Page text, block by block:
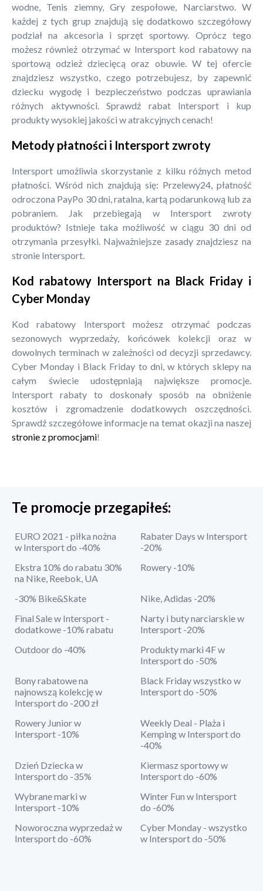
wodne, Tenis ziemny, Gry zespołowe, Narciarstwo. W
każdej z tych grup znajdują się dodatkowo szczegółowy
podział na akcesoria i sprzęt sportowy. Oprócz tego
możesz również otrzymać w Intersport kod rabatowy na
sportową odzież dziecięcą oraz obuwie. W tej ofercie
znajdziesz wszystko, czego potrzebujesz, by zapewnić
dziecku wygodę i bezpieczeństwo podczas uprawiania
różnych aktywności. Sprawdź rabat Intersport i kup
produkty wysokiej jakości w atrakcyjnych cenach!
Metody płatności i Intersport zwroty
Intersport umożliwia skorzystanie z kilku różnych metod
płatności. Wśród nich znajdują się: Przelewy24, płatność
odroczona PayPo 30 dni, ratalna, kartą podarunkową lub za
pobraniem. Jak przebiegają w Intersport zwroty
produktów? Istnieje taka możliwość w ciągu 30 dni od
otrzymania przesyłki. Najważniejsze zasady znajdziesz na
stronie Intersport.
Kod rabatowy Intersport na Black Friday i
Cyber Monday
Kod rabatowy Intersport możesz otrzymać podczas
sezonowych wyprzedaży, końcówek kolekcji oraz w
dowolnych terminach w zależności od decyzji sprzedawcy.
Cyber Monday i Black Friday to dni, w których sklepy na
całym świecie udostępniają największe promocje.
Intersport rabaty to doskonały sposób na obniżenie
kosztów i zgromadzenie dodatkowych oszczędności.
Sprawdź szczegółowe informacje na temat okazji na naszej
stronie z promocjami!
Te promocje przegapiłeś:
EURO 2021 - piłka nożna
w Intersport do -40%
Rabater Days w Intersport
-20%
Ekstra 10% do rabatu 30%
na Nike, Reebok, UA
Rowery -10%
-30% Bike&Skate
Nike, Adidas -20%
Final Sale w Intersport -
dodatkowe -10% rabatu
Narty i buty narciarskie w
Intersport -20%
Outdoor do -40%
Produkty marki 4F w
Intersport do -50%
Bony rabatowe na
najnowszą kolekcję w
Intersport do -200 zł
Black Friday wszystko w
Intersport do -50%
Rowery Junior w
Intersport -10%
Weekly Deal - Plaża i
Kemping w Intersport do
-40%
Dzień Dziecka w
Intersport do -35%
Kiermasz sportowy w
Intersport do -60%
Wybrane marki w
Intersport -10%
Winter Fun w Intersport
do -60%
Noworoczna wyprzedaż w
Intersport do -60%
Cyber Monday - wszystko
w Intersport do -50%